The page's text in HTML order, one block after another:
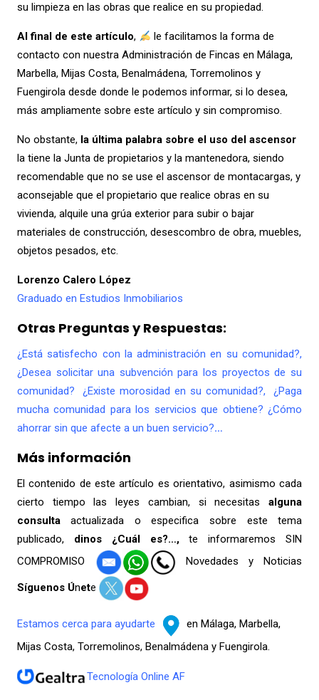
su limpieza en las obras que realice en su propiedad.
Al final de este artículo,
le facilitamos la forma de
contacto con nuestra Administración de Fincas en Málaga,
Marbella, Mijas Costa, Benalmádena, Torremolinos y
Fuengirola desde donde le podemos informar, si lo desea,
más ampliamente sobre este artículo y sin compromiso.
No obstante, la última palabra sobre el uso del ascensor
la tiene la Junta de propietarios y la mantenedora, siendo
recomendable que no se use el ascensor de montacargas, y
aconsejable que el propietario que realice obras en su
vivienda, alquile una grúa exterior para subir o bajar
materiales de construcción, desescombro de obra, muebles,
objetos pesados, etc.
Lorenzo Calero López
Graduado en Estudios Inmobiliarios
Otras Preguntas y Respuestas:
¿Está satisfecho con la administración en su comunidad?,
¿Desea solicitar una subvención para los proyectos de su
comunidad? ¿Existe morosidad en su comunidad?, ¿Paga
mucha comunidad para los servicios que obtiene? ¿Cómo
ahorrar sin que afecte a un buen servicio?…
Más información
El contenido de este artículo es orientativo, asimismo cada
cierto tiempo las leyes cambian, si necesitas alguna
consultaactualizada o especifica sobre este tema
publicado, dinos ¿Cuál es?…,te informaremos SIN
COMPROMISO
Novedades y Noticias
Síguenos Únete
Estamos cerca para ayudarte
en Málaga, Marbella,
Mijas Costa, Torremolinos, Benalmádena y Fuengirola.
Tecnología Online AF